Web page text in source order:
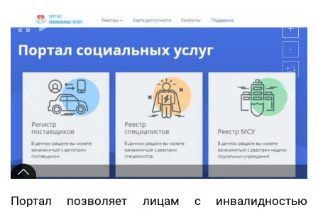
Портал позволяет лицам с инвалидностью